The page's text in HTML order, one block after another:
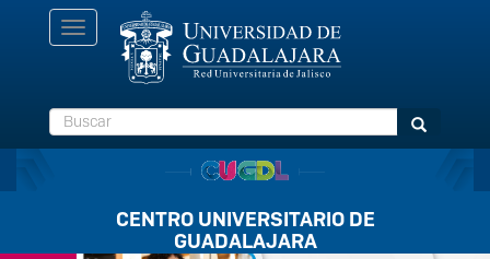
Toggle
navigation
Buscar Buscar
CENTRO UNIVERSITARIO DE
GUADALAJARA